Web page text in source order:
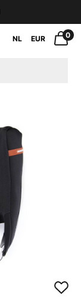
NL EUR 0